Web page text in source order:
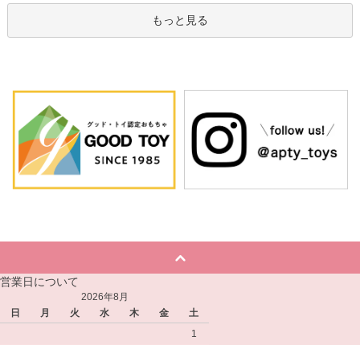
もっと見る
営業日について
2026年8月
日
月 火 水 木 金
土
1